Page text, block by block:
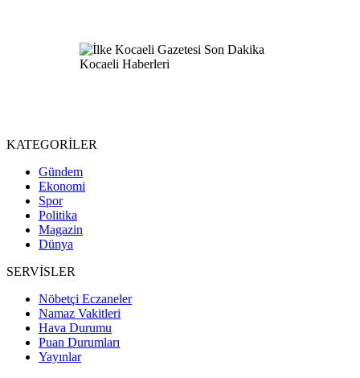
KATEGORİLER
Gündem
Ekonomi
Spor
Politika
Magazin
Dünya
SERVİSLER
Nöbetçi Eczaneler
Namaz Vakitleri
Hava Durumu
Puan Durumları
Yayınlar